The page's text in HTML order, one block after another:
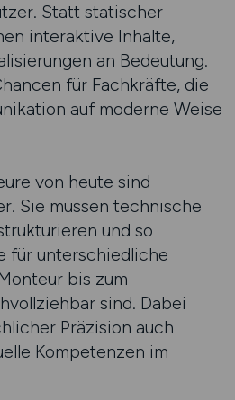
Statt statischer
interaktive Inhalte,
an Bedeutung.
für Fachkräfte, die
auf moderne Weise
von heute sind
Sie müssen technische
und so
für unterschiedliche
bis zum
sind. Dabei
Präzision auch
Kompetenzen im